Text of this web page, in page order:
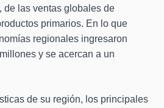
de las ventas globales de
primarios. En lo que
regionales ingresaron
y se acercan a un
de su región, los principales